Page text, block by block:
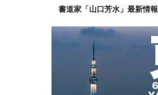
書道家「山口芳水」最新情報